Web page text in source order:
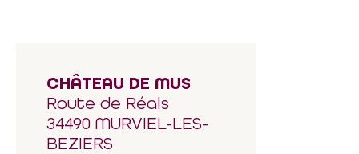
CHÂTEAU DE MUS
Route de Réals
34490 MURVIEL-LES-
BEZIERS